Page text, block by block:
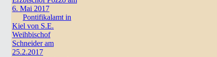
6. Mai 2017
Pontifikalamt in
Kiel von S.E.
Weihbischof
Schneider am
25.2.2017